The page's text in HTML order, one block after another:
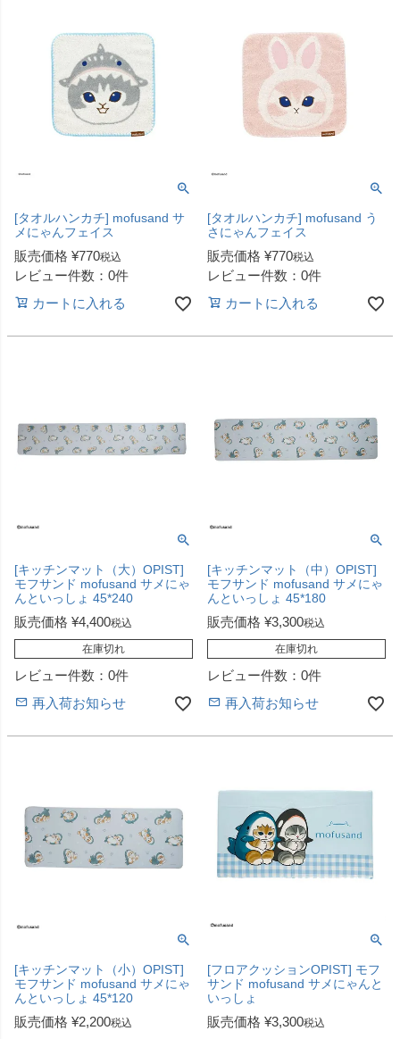
[タオルハンカチ] mofusand サ
メにゃんフェイス
販売価格 ¥770税込
レビュー件数：0件
カートに入れる
[タオルハンカチ] mofusand う
さにゃんフェイス
販売価格 ¥770税込
レビュー件数：0件
カートに入れる
[キッチンマット（大）OPIST]
モフサンド mofusand サメにゃ
んといっしょ 45*240
販売価格 ¥4,400税込
在庫切れ
レビュー件数：0件
再入荷お知らせ
[キッチンマット（中）OPIST]
モフサンド mofusand サメにゃ
んといっしょ 45*180
販売価格 ¥3,300税込
在庫切れ
レビュー件数：0件
再入荷お知らせ
[キッチンマット（小）OPIST]
モフサンド mofusand サメにゃ
んといっしょ 45*120
販売価格 ¥2,200税込
[フロアクッションOPIST] モフ
サンド mofusand サメにゃんと
いっしょ
販売価格 ¥3,300税込